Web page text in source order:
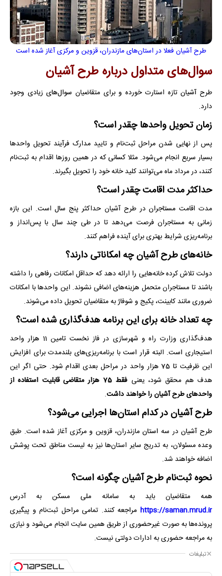
طرح آشیان فعلا در استان‌های مازندران، قزوین و مرکزی آغاز شده است
سوال‌های متداول درباره طرح آشیان
طرح آشیان تازه استارت خورده و برای متقاضیان سوال‌های زیادی وجود
دارد.
زمان تحویل واحدها چقدر است؟
پس از نهایی شدن مراحل ثبت‌نام و تایید مدارک فرآیند تحویل واحدها
بسیار سریع انجام می‌شود. مثلا کسانی که در همین روزها اقدام به ثبت‌نام
کنند، در مرداد ماه می‌توانند کلید خانه خود را تحویل بگیرند.
حداکثر مدت اقامت چقدر است؟
مدت اقامت مستاجران در طرح آشیان حداکثر پنج سال است. این بازه
زمانی به مستاجران فرصت می‌دهد تا در طی چند سال با پس‌انداز و
برنامه‌ریزی شرایط بهتری برای آینده فراهم کنند.
خانه‌های طرح آشیان چه امکاناتی دارند؟
دولت تلاش کرده خانه‌هایی را ارائه دهد که حداقل امکانات رفاهی را داشته
باشند تا مستاجران متحمل هزینه‌های اضافی نشوند. این واحدها با امکانات
ضروری مانند کابینت، پکیج و شوفاژ به متقاضیان تحویل داده می‌شوند.
چه تعداد خانه برای این برنامه هدف‌گذاری شده است؟
هدف‌گذاری وزارت راه و شهرسازی در فاز نخست تامین 11 هزار واحد
استیجاری است. البته قرار است با برنامه‌ریزی‌های بلندمدت برای افزایش
این ظرفیت تا 75 هزار واحد در مراحل بعدی اقدام شود. حتی اگر این
هدف هم محقق شود، یعنی
فقط 75 هزار متقاضی قابلیت استفاده از
واحد‌های طرح آشیان را خواهند داشت.
طرح آشیان در کدام استان‌ها اجرایی می‌شود؟
طرح آشیان در سه استان مازندران، قزوین و مرکزی آغاز شده است. طبق
وعده مسئولان، به تدریج سایر استان‌ها نیز به لیست مناطق تحت پوشش
اضافه خواهند شد.
نحوه ثبت‌نام طرح آشیان چگونه است؟
همه متقاضیان باید به سامانه ملی مسکن به آدرس
https://saman.mrud.ir مراجعه کنند. تمامی مراحل ثبت‌نام و پیگیری
پرونده‌ها به صورت غیرحضوری از طریق همین سایت انجام می‌شود و نیازی
به مراجعه حضوری به ادارات دولتی نیست.
تبلیغات